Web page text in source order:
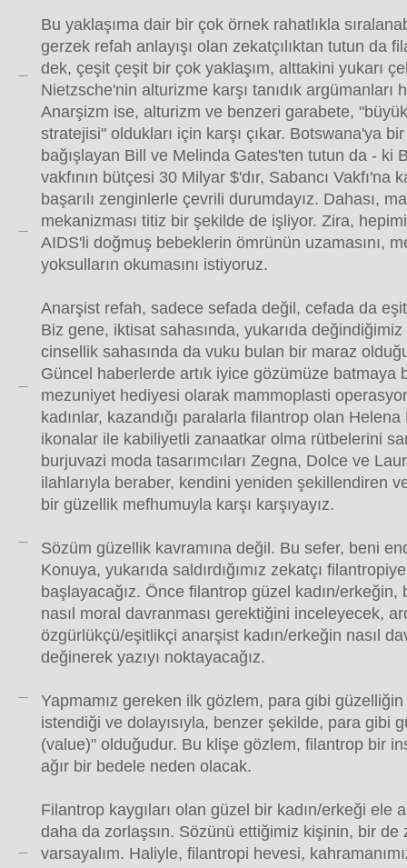
Bu yaklaşıma dair bir çok örnek rahatlıkla
gerzek refah anlayışı olan zekatçılıktan tutun da
dek, çeşit çeşit bir çok yaklaşım, alttakini yukarı
Nietzsche'nin alturizme karşı tanıdık argümanları
Anarşizm ise, alturizm ve benzeri garabete,
stratejisi" oldukları için karşı çıkar. Botswana'ya
bağışlayan Bill ve Melinda Gates'ten tutun da - ki
vakfının bütçesi 30 Milyar $'dır, Sabancı Vakfı'na
başarılı zenginlerle çevrili durumdayız. Dahası,
mekanizması titiz bir şekilde de işliyor. Zira,
AIDS'li doğmuş bebeklerin ömrünün uzamasını,
yoksulların okumasını istiyoruz.
Anarşist refah, sadece sefada değil, cefada da
Biz gene, iktisat sahasında, yukarıda
cinsellik sahasında da vuku bulan bir maraz
Güncel haberlerde artık iyice gözümüze batmaya
mezuniyet hediyesi olarak mammoplasti
kadınlar, kazandığı paralarla filantrop olan
ikonalar ile kabiliyetli zanaatkar olma rütbelerini
burjuvazi moda tasarımcıları Zegna, Dolce ve
ilahlarıyla beraber, kendini yeniden şekillendiren
bir güzellik mefhumuyla karşı karşıyayız.
Sözüm güzellik kavramına değil. Bu sefer, beni
Konuya, yukarıda saldırdığımız zekatçı
başlayacağız. Önce filantrop güzel kadın/erkeğin,
nasıl moral davranması gerektiğini inceleyecek,
özgürlükçü/eşitlikçi anarşist kadın/erkeğin nasıl
değinerek yazıyı noktayacağız.
Yapmamız gereken ilk gözlem, para gibi güzelliğin
istendiği ve dolayısıyla, benzer şekilde, para gibi
(value)" olduğudur. Bu klişe gözlem, filantrop bir
ağır bir bedele neden olacak.
Filantrop kaygıları olan güzel bir kadın/erkeği ele
daha da zorlaşsın. Sözünü ettiğimiz kişinin, bir de
varsayalım. Haliyle, filantropi hevesi,